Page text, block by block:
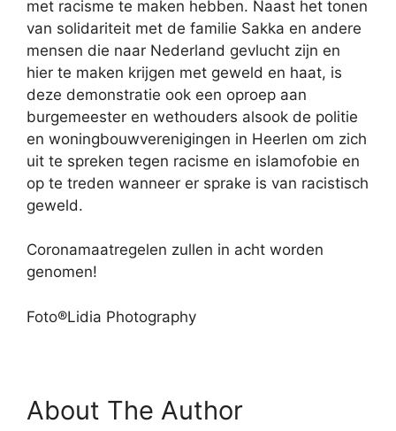
met racisme te maken hebben. Naast het tonen
van solidariteit met de familie Sakka en andere
mensen die naar Nederland gevlucht zijn en
hier te maken krijgen met geweld en haat, is
deze demonstratie ook een oproep aan
burgemeester en wethouders alsook de politie
en woningbouwverenigingen in Heerlen om zich
uit te spreken tegen racisme en islamofobie en
op te treden wanneer er sprake is van racistisch
geweld.
Coronamaatregelen zullen in acht worden
genomen!
Foto®Lidia Photography
About The Author